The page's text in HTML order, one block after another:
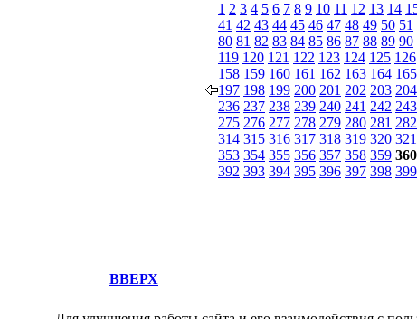
1 2 3 4 5 6 7 8 9 10 11 12 13 14
41 42 43 44 45 46 47 48 49 50 51
80 81 82 83 84 85 86 87 88 89 90
119 120 121 122 123 124 125 126
158 159 160 161 162 163 164 165
197 198 199 200 201 202 203 204
236 237 238 239 240 241 242 243
275 276 277 278 279 280 281 282
314 315 316 317 318 319 320 321
353 354 355 356 357 358 359 360
392 393 394 395 396 397 398 399
ВВЕРХ